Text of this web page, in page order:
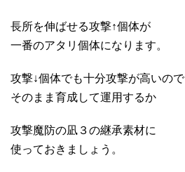
長所を伸ばせる攻撃↑個体が
一番のアタリ個体になります。
攻撃↓個体でも十分攻撃が高いので
そのまま育成して運用するか
攻撃魔防の凪３の継承素材に
使っておきましょう。